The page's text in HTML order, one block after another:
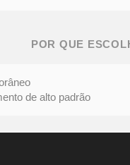
POR QUE
de alto padrão